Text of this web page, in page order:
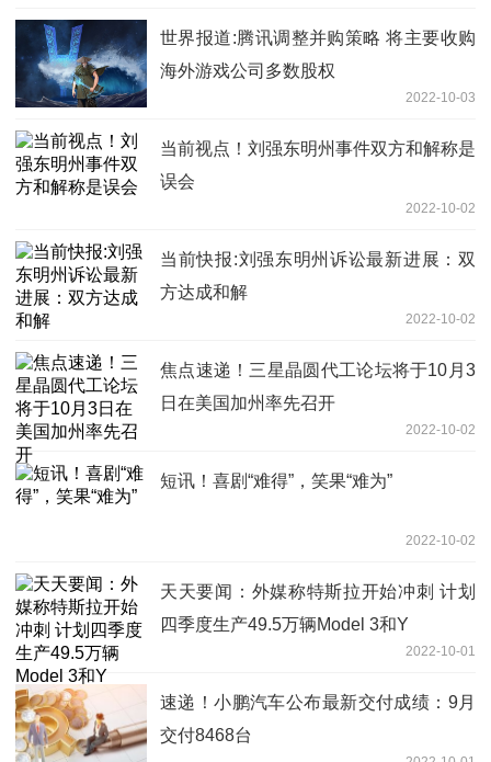
世界报道:腾讯调整并购策略 将主要收购
海外游戏公司多数股权
2022-10-03
当前视点！刘强东明州事件双方和解称是
误会
2022-10-02
当前快报:刘强东明州诉讼最新进展：双
方达成和解
2022-10-02
焦点速递！三星晶圆代工论坛将于10月3
日在美国加州率先召开
2022-10-02
短讯！喜剧“难得”，笑果“难为”
2022-10-02
天天要闻：外媒称特斯拉开始冲刺 计划
四季度生产49.5万辆Model 3和Y
2022-10-01
速递！小鹏汽车公布最新交付成绩：9月
交付8468台